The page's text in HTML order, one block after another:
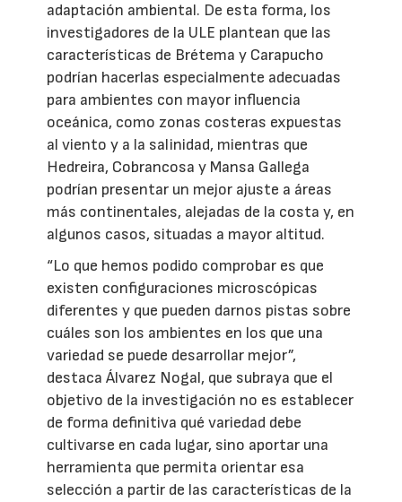
adaptación ambiental. De esta forma, los
investigadores de la ULE plantean que las
características de Brétema y Carapucho
podrían hacerlas especialmente adecuadas
para ambientes con mayor influencia
oceánica, como zonas costeras expuestas
al viento y a la salinidad, mientras que
Hedreira, Cobrancosa y Mansa Gallega
podrían presentar un mejor ajuste a áreas
más continentales, alejadas de la costa y, en
algunos casos, situadas a mayor altitud.
“Lo que hemos podido comprobar es que
existen configuraciones microscópicas
diferentes y que pueden darnos pistas sobre
cuáles son los ambientes en los que una
variedad se puede desarrollar mejor”,
destaca Álvarez Nogal, que subraya que el
objetivo de la investigación no es establecer
de forma definitiva qué variedad debe
cultivarse en cada lugar, sino aportar una
herramienta que permita orientar esa
selección a partir de las características de la